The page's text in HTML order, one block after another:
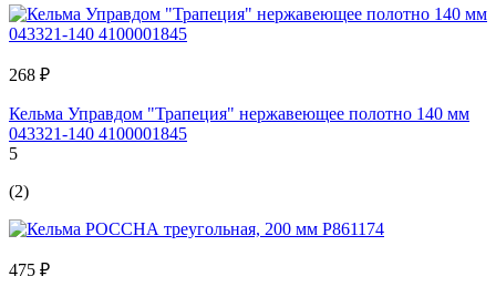
268 ₽
Кельма Управдом "Трапеция" нержавеющее полотно 140 мм
043321-140 4100001845
5
(2)
475 ₽